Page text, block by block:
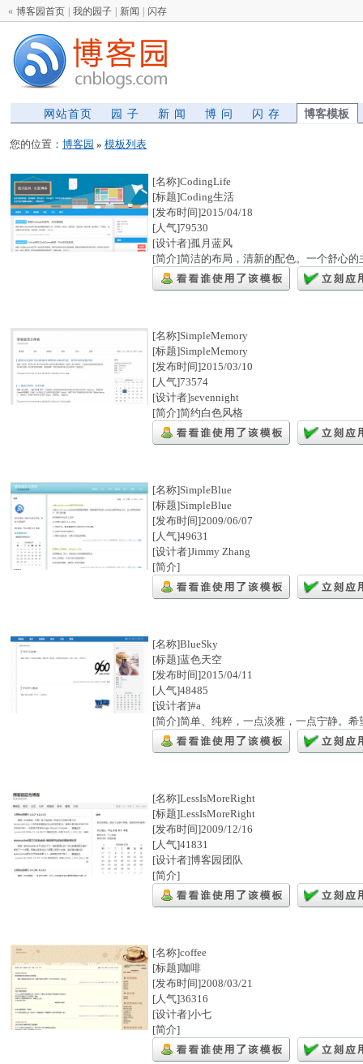
« 博客园首页 我的园子 新闻 闪存
网站首页 园 子 新 闻 博 问 闪 存 博客模板
您的位置： 博客园 » 模板列表
[名称]CodingLife
[标题]Coding生活
[发布时间]2015/04/18
[人气]79530
[设计者]孤月蓝风
[简介]简洁的布局，清新的配色。一个舒心
[名称]SimpleMemory
[标题]SimpleMemory
[发布时间]2015/03/10
[人气]73574
[设计者]sevennight
[简介]简约白色风格
[名称]SimpleBlue
[标题]SimpleBlue
[发布时间]2009/06/07
[人气]49631
[设计者]Jimmy Zhang
[简介]
[名称]BlueSky
[标题]蓝色天空
[发布时间]2015/04/11
[人气]48485
[设计者]#a
[简介]简单、纯粹，一点淡雅，一点宁静。希
[名称]LessIsMoreRight
[标题]LessIsMoreRight
[发布时间]2009/12/16
[人气]41831
[设计者]博客园团队
[简介]
[名称]coffee
[标题]咖啡
[发布时间]2008/03/21
[人气]36316
[设计者]小七
[简介]